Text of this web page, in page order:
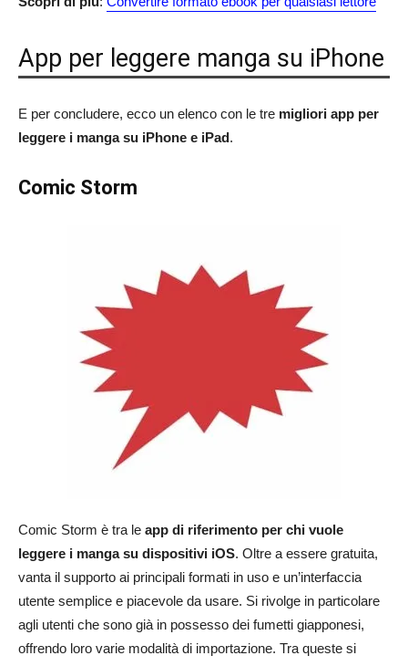
App per leggere manga su iPhone
E per concludere, ecco un elenco con le tre migliori app per
leggere i manga su iPhone e iPad.
Comic Storm
Comic Storm è tra le app di riferimento per chi vuole
leggere i manga su dispositivi iOS. Oltre a essere gratuita,
vanta il supporto ai principali formati in uso e un’interfaccia
utente semplice e piacevole da usare. Si rivolge in particolare
agli utenti che sono già in possesso dei fumetti giapponesi,
offrendo loro varie modalità di importazione. Tra queste si